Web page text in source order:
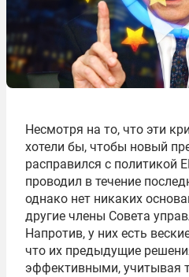
Несмотря на то, что эти
хотели бы, чтобы новый
расправился с политикой
проводил в течение
однако нет никаких
другие члены Совета
Напротив, у них есть
что их предыдущие
эффективными, учитывая